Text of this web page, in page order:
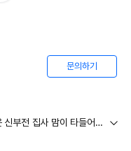
문의하기
재입고 오래 걸리나요? 선택의 톡이 좁은 신부전 집사 맘이 타들어갑니다ㅠ 그나마 드셔주시는것중 하나인데 ㄷㄷ